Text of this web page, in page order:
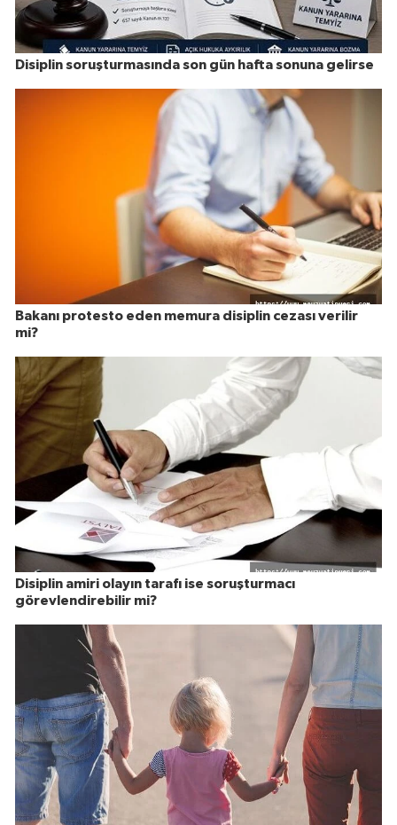
Disiplin soruşturmasında son gün hafta sonuna gelirse
Bakanı protesto eden memura disiplin cezası verilir
mi?
Disiplin amiri olayın tarafı ise soruşturmacı
görevlendirebilir mi?